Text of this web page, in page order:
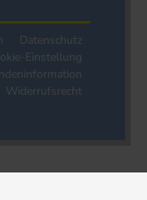
Datenschutz
Einstellung
Widerrufsrecht